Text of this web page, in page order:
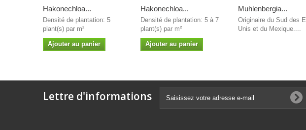
Hakonechloa...
Densité de plantation: 5
plant(s) par m²
Ajouter au panier
Hakonechloa...
Densité de plantation: 5 à 7
plant(s) par m²
Ajouter au panier
Muhlenbergia...
Originaire du Sud des
Unis et du Mexique....
Lettre d'informations